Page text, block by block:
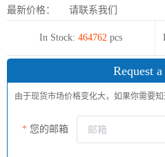
最新价格：
请联系我们
In Stock: 464762 pcs
Request
由于现货市场价格变化大，如果你需要
您的邮箱